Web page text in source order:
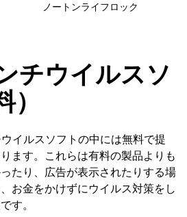
ノートンライフロック
チウイルスソ
イルスソフトの中には無料で提
ます。これらは有料の製品よりも
たり、広告が表示されたりする場
お金をかけずにウイルス対策をし
す。